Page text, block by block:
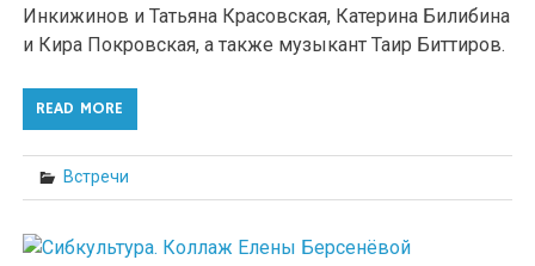
Инкижинов и Татьяна Красовская, Катерина Билибина
и Кира Покровская, а также музыкант Таир Биттиров.
READ MORE
Встречи